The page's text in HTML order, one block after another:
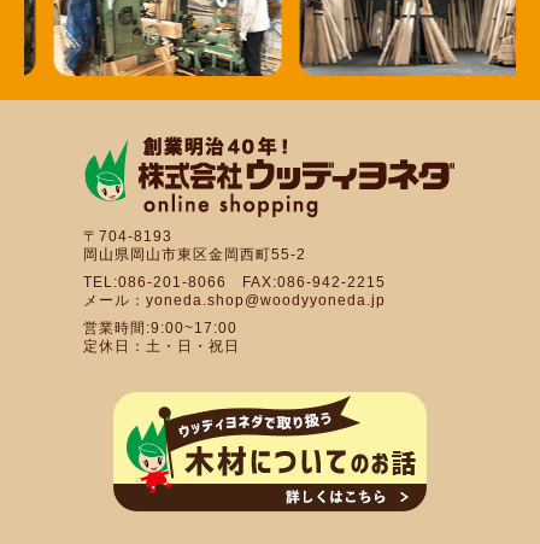
〒704-8193
岡山県岡山市東区金岡西町55-2
TEL:086-201-8066 FAX:086-942-2215
メール：yoneda.shop@woodyyoneda.jp
営業時間:9:00~17:00
定休日：土・日・祝日